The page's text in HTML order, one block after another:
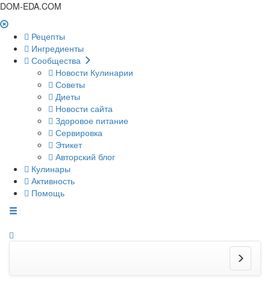
DOM-EDA.COM
Рецепты
Ингредиенты
Сообщества
Новости Кулинарии
Советы
Диеты
Новости сайта
Здоровое питание
Сервировка
Этикет
Авторский блог
Кулинары
Активность
Помощь